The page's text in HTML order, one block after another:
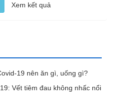
Xem kết quả
19 nên ăn gì, uống gì?
Vết tiêm đau không nhấc nổi